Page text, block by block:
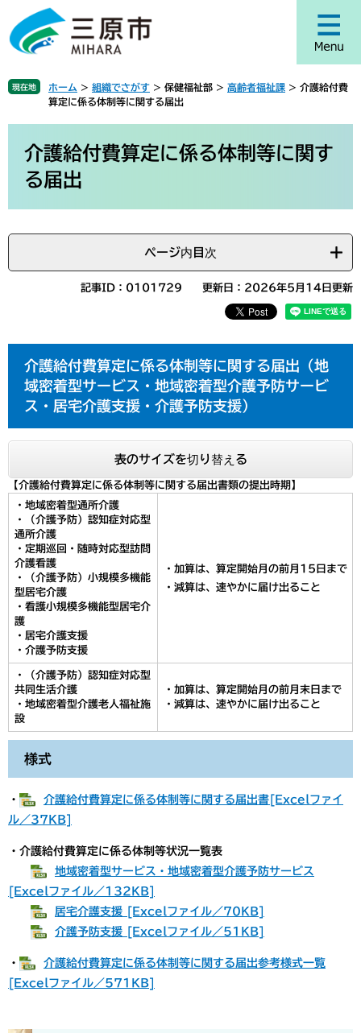
ジ
頭
す
ュ
飛
し
現在地 ホーム > 組織でさがす > 保健福祉部 > 高齢者福祉課 > 介護給付費
算定に係る体制等に関する届出
介護給付費算定に係る体制等に関す
る届出
ページ内目次
記事ID：0101729 更新日：2026年5月14日更新
介護給付費算定に係る体制等に関する届出（地
域密着型サービス・地域密着型介護予防サービ
ス・居宅介護支援・介護予防支援）
表のサイズを切り替える
【介護給付費算定に係る体制等に関する届出書類の提出時期】
・地域密着型通所介護
・（介護予防）認知症対応型
通所介護
・定期巡回・随時対応型訪問
介護看護
・（介護予防）小規模多機能
型居宅介護
・看護小規模多機能型居宅介
護
・居宅介護支援
・介護予防支援
・加算は、算定開始月の前月15日まで
・減算は、速やかに届け出ること
・（介護予防）認知症対応型
共同生活介護
・地域密着型介護老人福祉施
設
・加算は、算定開始月の前月末日まで
・減算は、速やかに届け出ること
様式
・
介護給付費算定に係る体制等に関する届出書[Excelファイ
ル／37KB]
・介護給付費算定に係る体制等状況一覧表
地域密着型サービス・地域密着型介護予防サービス
[Excelファイル／132KB]
居宅介護支援 [Excelファイル／70KB]
介護予防支援 [Excelファイル／51KB]
・
介護給付費算定に係る体制等に関する届出参考様式一覧
[Excelファイル／571KB]